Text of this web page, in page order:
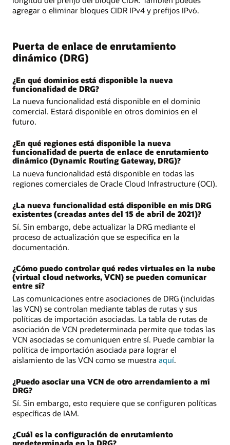
agregar o eliminar bloques CIDR IPv4 y prefijos IPv6.
Puerta de enlace de enrutamiento
dinámico (DRG)
¿En qué dominios está disponible la nueva
funcionalidad de DRG?
La nueva funcionalidad está disponible en el dominio
comercial. Estará disponible en otros dominios en el
futuro.
¿En qué regiones está disponible la nueva
funcionalidad de puerta de enlace de enrutamiento
dinámico (Dynamic Routing Gateway, DRG)?
La nueva funcionalidad está disponible en todas las
regiones comerciales de Oracle Cloud Infrastructure (OCI).
¿La nueva funcionalidad está disponible en mis DRG
existentes (creadas antes del 15 de abril de 2021)?
Sí. Sin embargo, debe actualizar la DRG mediante el
proceso de actualización que se especifica en la
documentación.
¿Cómo puedo controlar qué redes virtuales en la nube
(virtual cloud networks, VCN) se pueden comunicar
entre sí?
Las comunicaciones entre asociaciones de DRG (incluidas
las VCN) se controlan mediante tablas de rutas y sus
políticas de importación asociadas. La tabla de rutas de
asociación de VCN predeterminada permite que todas las
VCN asociadas se comuniquen entre sí. Puede cambiar la
política de importación asociada para lograr el
aislamiento de las VCN como se muestra aquí.
¿Puedo asociar una VCN de otro arrendamiento a mi
DRG?
Sí. Sin embargo, esto requiere que se configuren políticas
específicas de IAM.
¿Cuál es la configuración de enrutamiento